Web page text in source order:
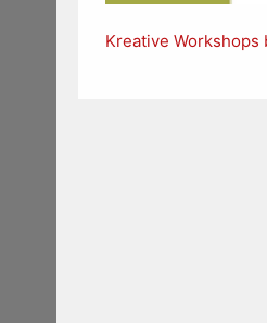
Kreative Workshops